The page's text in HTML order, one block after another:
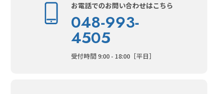
お電話でのお問い合わせはこちら
048-993-
4505
受付時間 9:00 - 18:00［平日］